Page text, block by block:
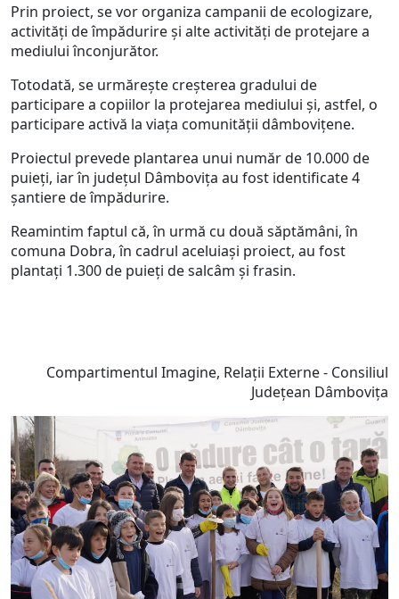
Prin proiect, se vor organiza campanii de ecologizare,
activități de împădurire și alte activități de protejare a
mediului înconjurător.
Totodată, se urmărește creșterea gradului de
participare a copiilor la protejarea mediului și, astfel, o
participare activă la viața comunității dâmbovițene.
Proiectul prevede plantarea unui număr de 10.000 de
puieți, iar în județul Dâmbovița au fost identificate 4
șantiere de împădurire.
Reamintim faptul că, în urmă cu două săptămâni, în
comuna Dobra, în cadrul aceluiași proiect, au fost
plantați 1.300 de puieți de salcâm și frasin.
Compartimentul Imagine, Relații Externe - Consiliul
Județean Dâmbovița